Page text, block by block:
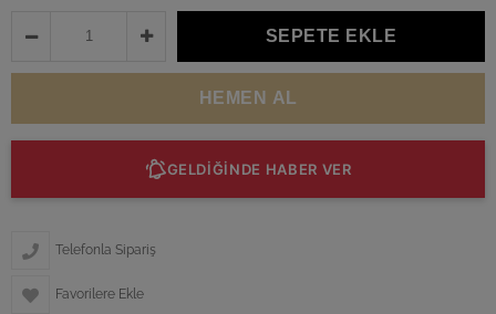
GELDİĞİNDE HABER VER
Telefonla Sipariş
Favorilere Ekle